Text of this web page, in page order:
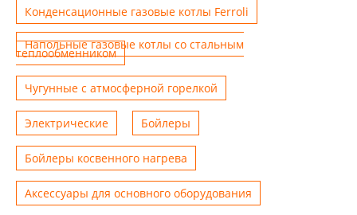
Конденсационные газовые котлы Ferroli
Напольные газовые котлы со стальным
теплообменником
Чугунные с атмосферной горелкой
Электрические Бойлеры
Бойлеры косвенного нагрева
Аксессуары для основного оборудования